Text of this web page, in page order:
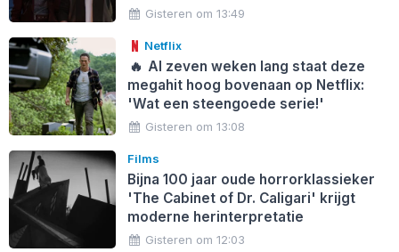
Gisteren om 13:49
Netflix
🔥 Al zeven weken lang staat deze
megahit hoog bovenaan op Netflix:
'Wat een steengoede serie!'
Gisteren om 13:08
Films
Bijna 100 jaar oude horrorklassieker
'The Cabinet of Dr. Caligari' krijgt
moderne herinterpretatie
Gisteren om 12:03